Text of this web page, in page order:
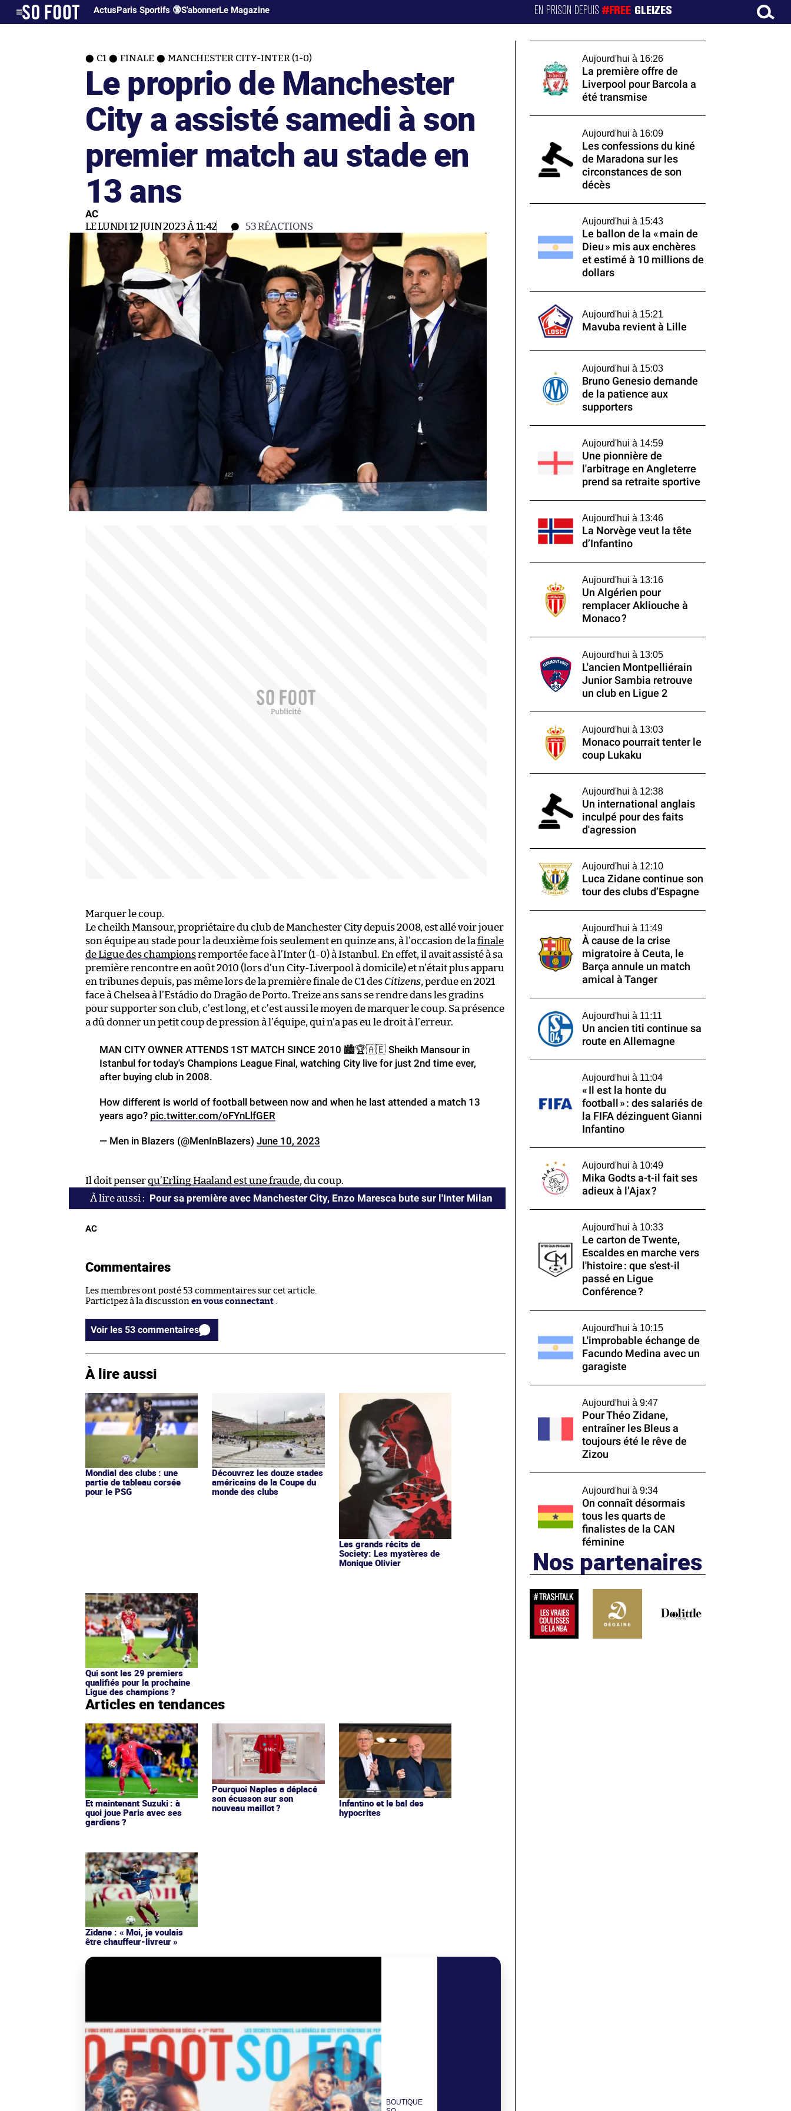
ActusParis Sportifs 🔞S'abonnerLe Magazine EN PRISON DEPUIS#FREE GLEIZES
C1 FINALE MANCHESTER CITY-INTER (1-0)
Le proprio de Manchester
City a assisté samedi à son
premier match au stade en
13 ans
AC
LE LUNDI 12 JUIN 2023 À 11:42 53RÉACTIONS
Marquer le coup.
Le cheikh Mansour, propriétaire du club de Manchester City depuis 2008, est allé voir jouer
son équipe au stade pour la deuxième fois seulement en quinze ans, à l’occasion de la finale
de Ligue des championsremportée face à l’Inter (1-0) à Istanbul. En effet, il avait assisté à sa
première rencontre en août 2010 (lors d’un City-Liverpool à domicile) et n’était plus apparu
en tribunes depuis, pas même lors de la première finale de C1 des Citizens, perdue en 2021
face à Chelsea à l’Estádio do Dragão de Porto. Treize ans sans se rendre dans les gradins
pour supporter son club, c’est long, et c’est aussi le moyen de marquer le coup. Sa présence
a dû donner un petit coup de pression à l’équipe, qui n’a pas eu le droit à l’erreur.
MAN CITY OWNER ATTENDS 1ST MATCH SINCE 2010 🏙🏆🇦🇪 Sheikh Mansour in
Istanbul for today's Champions League Final, watching City live for just 2nd time ever,
after buying club in 2008.
How different is world of football between now and when he last attended a match 13
years ago? pic.twitter.com/oFYnLlfGER
— Men in Blazers (@MenInBlazers) June 10, 2023
Il doit penserqu’Erling Haaland est une fraude, du coup.
Pour sa première avec Manchester City, Enzo Maresca bute sur l'Inter Milan
AC
Commentaires
Les membres ont posté 53 commentaires sur cet article.
Participez à la discussion en vous connectant
Voir les 53 commentaires
À lire aussi
Mondial des clubs : une
partie de tableau corsée
pour le PSG
Découvrez les douze stades
américains de la Coupe du
monde des clubs
Les grands récits de
Society: Les mystères de
Monique Olivier
Qui sont les 29 premiers
qualifiés pour la prochaine
Ligue des champions ?
Articles en tendances
Et maintenant Suzuki : à
quoi joue Paris avec ses
gardiens ?
Pourquoi Naples a déplacé
son écusson sur son
nouveau maillot ?
Infantino et le bal des
hypocrites
Zidane : « Moi, je voulais
être chauffeur-livreur »
BOUTIQUE
Aujourd'hui à 16:26
La première offre de
Liverpool pour Barcola a
été transmise
Aujourd'hui à 16:09
Les confessions du kiné
de Maradona sur les
circonstances de son
décès
Aujourd'hui à 15:43
Le ballon de la « main de
Dieu » mis aux enchères
et estimé à 10 millions de
dollars
Aujourd'hui à 15:21
Mavuba revient à Lille
Aujourd'hui à 15:03
Bruno Genesio demande
de la patience aux
supporters
Aujourd'hui à 14:59
Une pionnière de
l'arbitrage en Angleterre
prend sa retraite sportive
Aujourd'hui à 13:46
La Norvège veut la tête
d’Infantino
Aujourd'hui à 13:16
Un Algérien pour
remplacer Akliouche à
Monaco ?
Aujourd'hui à 13:05
L'ancien Montpelliérain
Junior Sambia retrouve
un club en Ligue 2
Aujourd'hui à 13:03
Monaco pourrait tenter le
coup Lukaku
Aujourd'hui à 12:38
Un international anglais
inculpé pour des faits
d'agression
Aujourd'hui à 12:10
Luca Zidane continue son
tour des clubs d’Espagne
Aujourd'hui à 11:49
À cause de la crise
migratoire à Ceuta, le
Barça annule un match
amical à Tanger
Aujourd'hui à 11:11
Un ancien titi continue sa
route en Allemagne
Aujourd'hui à 11:04
« Il est la honte du
football » : des salariés de
la FIFA dézinguent Gianni
Infantino
Aujourd'hui à 10:49
Mika Godts a-t-il fait ses
adieux à l’Ajax ?
Aujourd'hui à 10:33
Le carton de Twente,
Escaldes en marche vers
l'histoire : que s'est-il
passé en Ligue
Conférence ?
Aujourd'hui à 10:15
L'improbable échange de
Facundo Medina avec un
garagiste
Aujourd'hui à 9:47
Pour Théo Zidane,
entraîner les Bleus a
toujours été le rêve de
Zizou
Aujourd'hui à 9:34
On connaît désormais
tous les quarts de
finalistes de la CAN
féminine
Nos partenaires